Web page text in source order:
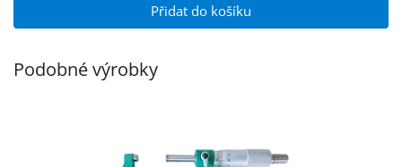
Přidat do košíku
Podobné výrobky